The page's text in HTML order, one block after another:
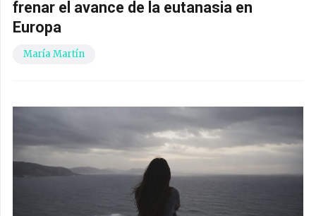
frenar el avance de la eutanasia en
Europa
María Martín